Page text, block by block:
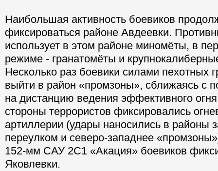
Наибольшая активность боевиков
фиксироваться районе Авдеевки.
использует в этом районе миномёты, в
режиме - гранатомёты и
Несколько раз боевики силами пехотных
выйти в район «промзоны», сближаясь с
на дистанцию ведения эффективного
стороны террористов фиксировались
артиллерии (удары наносились в районы
переулком и северо-западнее
152-мм САУ 2С1 «Акация» боевиков
Яковлевки.